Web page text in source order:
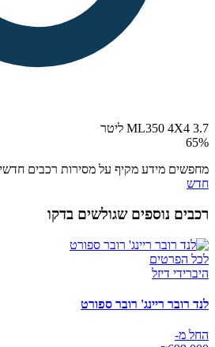
ML350 4X4 3.7 ליטר
65%
מחפשים מידע מקיף על מסירות רכבים
חדש
רכבים נוספים שגולשים בדקו
לכל הפרטים
היברידי דיזל
לנד רובר ריינג' רובר ספורט
החל מ-